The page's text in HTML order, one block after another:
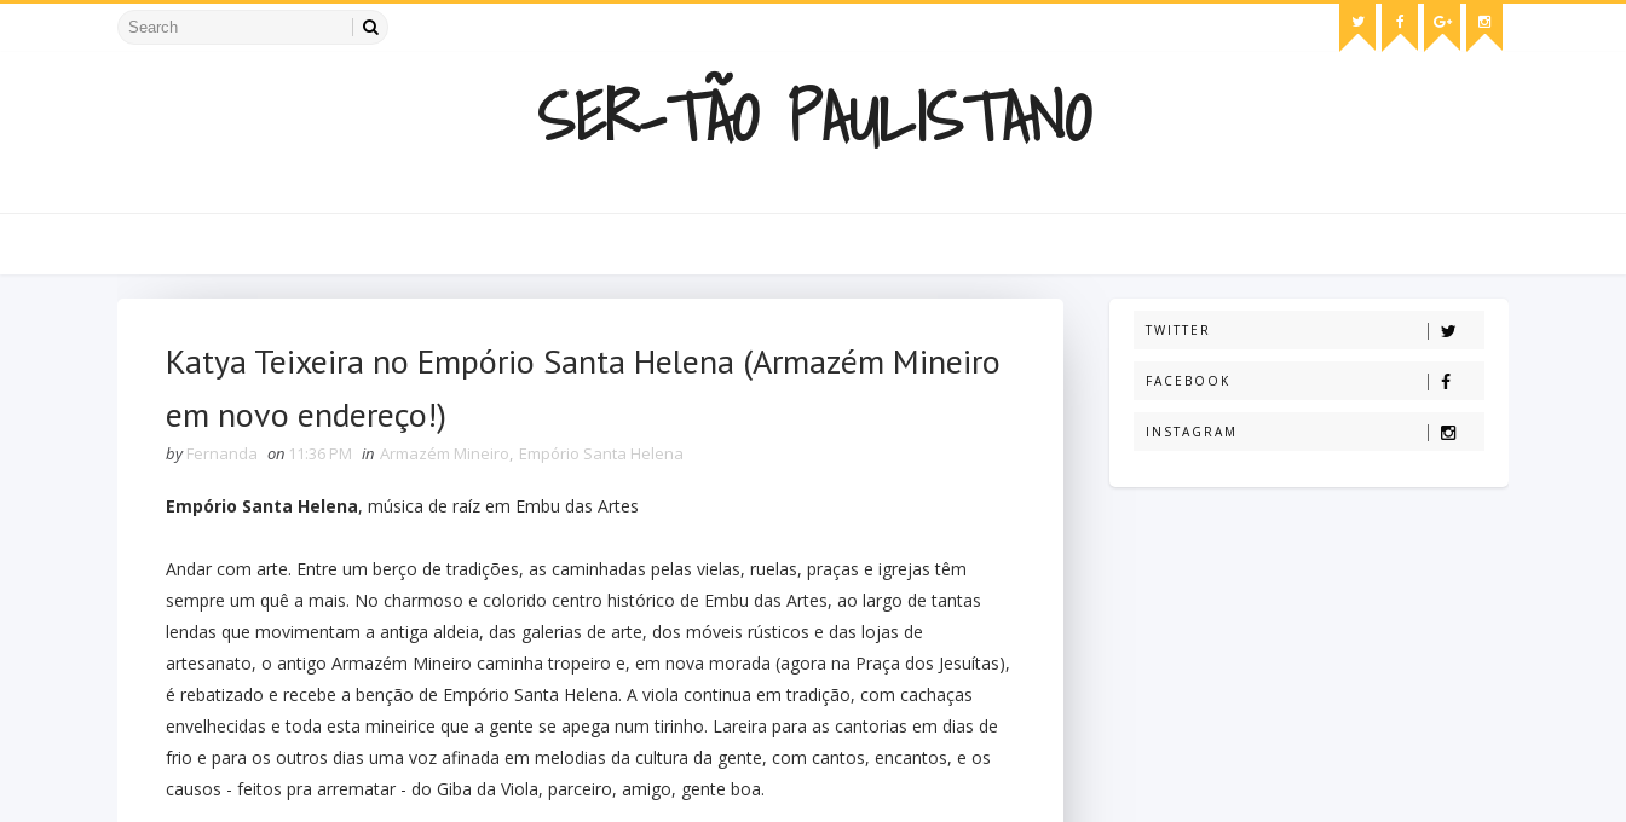
SER-TÃO PAULISTANO
Katya Teixeira no Empório Santa Helena (Armazém Mineiro
em novo endereço!)
by Fernanda on 11:36 PM in Armazém Mineiro, Empório Santa Helena
Empório Santa Helena, música de raíz em Embu das Artes
Andar com arte. Entre um berço de tradições, as caminhadas pelas vielas, ruelas, praças e igrejas têm
sempre um quê a mais. No charmoso e colorido centro histórico de Embu das Artes, ao largo de tantas
lendas que movimentam a antiga aldeia, das galerias de arte, dos móveis rústicos e das lojas de
artesanato, o antigo Armazém Mineiro caminha tropeiro e, em nova morada (agora na Praça dos Jesuítas),
é rebatizado e recebe a benção de Empório Santa Helena. A viola continua em tradição, com cachaças
envelhecidas e toda esta mineirice que a gente se apega num tirinho. Lareira para as cantorias em dias de
frio e para os outros dias uma voz afinada em melodias da cultura da gente, com cantos, encantos, e os
causos - feitos pra arrematar - do Giba da Viola, parceiro, amigo, gente boa.
TWITTER
FACEBOOK
INSTAGRAM